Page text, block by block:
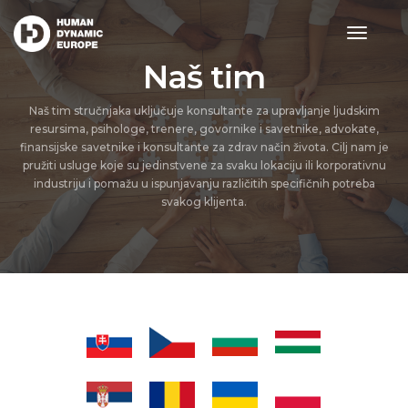
toggle
Naš tim
Naš tim stručnjaka uključuje konsultante za upravljanje ljudskim
resursima, psihologe, trenere, govornike i savetnike, advokate,
finansijske savetnike i konsultante za zdrav način života. Cilj nam je
pružiti usluge koje su jedinstvene za svaku lokaciju ili korporativnu
industriju i pomažu u ispunjavanju različitih specifičnih potreba
svakog klijenta.